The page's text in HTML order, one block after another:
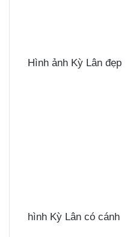
Hình ảnh Kỳ Lân đẹp
hình Kỳ Lân có cánh